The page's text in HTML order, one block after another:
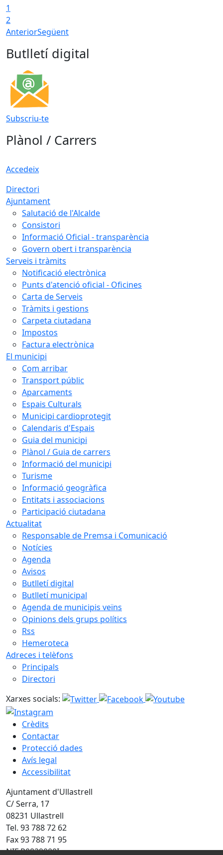
1
2
AnteriorSegüent
Butlletí digital
Subscriu-te
Plànol / Carrers
Accedeix
Directori
Ajuntament
Salutació de l'Alcalde
Consistori
Informació Oficial - transparència
Govern obert i transparència
Serveis i tràmits
Notificació electrònica
Punts d'atenció oficial - Oficines
Carta de Serveis
Tràmits i gestions
Carpeta ciutadana
Impostos
Factura electrònica
El municipi
Com arribar
Transport públic
Aparcaments
Espais Culturals
Municipi cardioprotegit
Calendaris d'Espais
Guia del municipi
Plànol / Guia de carrers
Informació del municipi
Turisme
Informació geogràfica
Entitats i associacions
Participació ciutadana
Actualitat
Responsable de Premsa i Comunicació
Notícies
Agenda
Avisos
Butlletí digital
Butlletí municipal
Agenda de municipis veïns
Opinions dels grups polítics
Rss
Hemeroteca
Adreces i telèfons
Principals
Directori
Xarxes socials:
Crèdits
Contactar
Protecció dades
Avís legal
Accessibilitat
Ajuntament d'Ullastrell
C/ Serra, 17
08231 Ullastrell
Tel. 93 788 72 62
Fax 93 788 71 95
NIF P0829000I